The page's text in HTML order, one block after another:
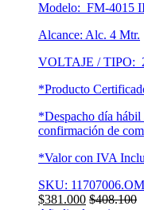
Modelo: FM-4015
Alcance: Alc. 4 Mtr.
VOLTAJE / TIPO:
*Producto
*Despacho día hábil
confirmación de
*Valor con IVA
SKU: 11707006.OM
$381.000 $408.100